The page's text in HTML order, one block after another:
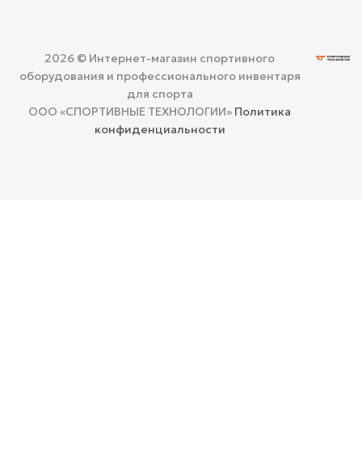
2026 © Интернет-магазин спортивного
оборудования и профессионального инвентаря
для спорта
ООО «СПОРТИВНЫЕ ТЕХНОЛОГИИ» Политика
конфиденциальности